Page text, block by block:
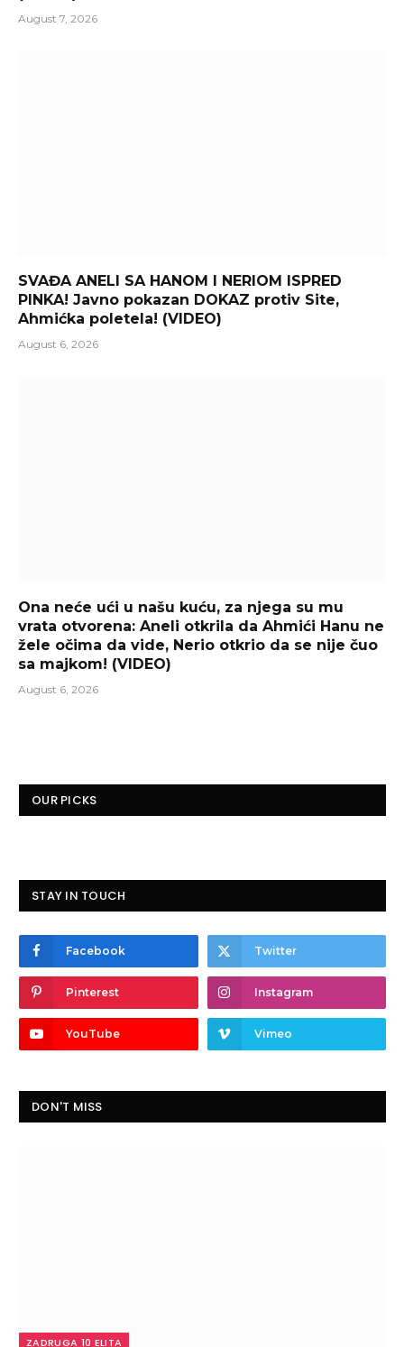
August 7, 2026
SVAĐA ANELI SA HANOM I NERIOM ISPRED
PINKA! Javno pokazan DOKAZ protiv Site,
Ahmićka poletela! (VIDEO)
August 6, 2026
Ona neće ući u našu kuću, za njega su mu
vrata otvorena: Aneli otkrila da Ahmići Hanu ne
žele očima da vide, Nerio otkrio da se nije čuo
sa majkom! (VIDEO)
August 6, 2026
OUR PICKS
STAY IN TOUCH
Facebook Twitter
Pinterest Instagram
YouTube Vimeo
DON'T MISS
ZADRUGA 10 ELITA